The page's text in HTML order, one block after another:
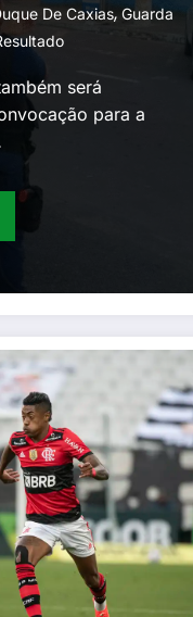
Guarda
De Caxias,Guarda
será
para a